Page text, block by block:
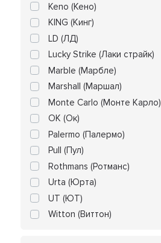
Keno (Кено)
KING (Кинг)
LD (ЛД)
Lucky Strike (Лаки страйк)
Marble (Марбле)
Marshall (Маршал)
Monte Carlo (Монте Карло)
OK (Ок)
Palermo (Палермо)
Pull (Пул)
Rothmans (Ротманс)
Urta (Юрта)
UT (ЮТ)
Witton (Виттон)